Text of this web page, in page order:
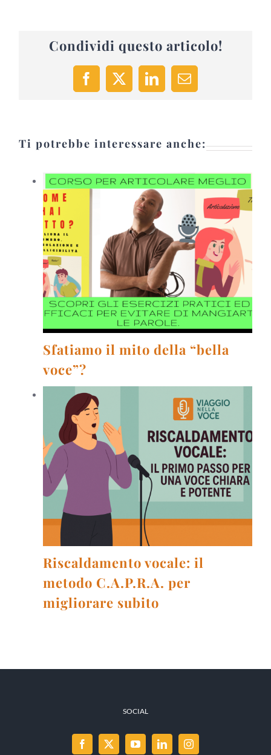
Condividi questo articolo!
Facebook
X LinkedInEmail
Ti potrebbe interessare anche:
Sfatiamo il mito della “bella
voce”?
Riscaldamento vocale: il
metodo C.A.P.R.A. per
migliorare subito
SOCIAL